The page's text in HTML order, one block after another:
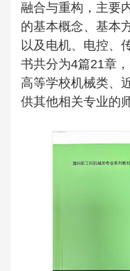
融合与重构，主要
的基本概念、基本
以及电机、电控、
书共分为4篇21章
高等学校机械类、
供其他相关专业的